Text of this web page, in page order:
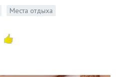
Места отдыха